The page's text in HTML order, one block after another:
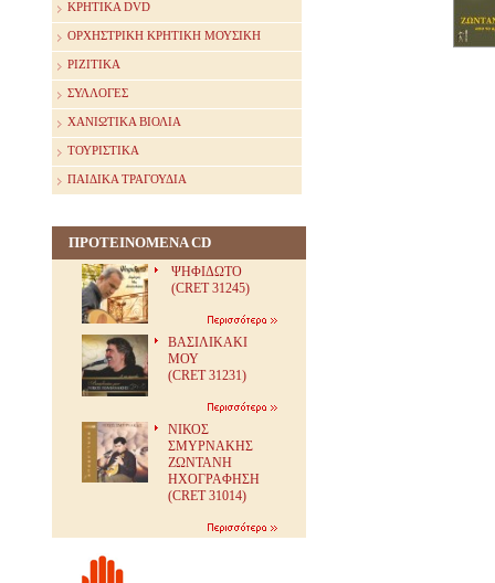
ΚΡΗΤΙΚΑ DVD
ΟΡΧΗΣΤΡΙΚΗ ΚΡΗΤΙΚΗ ΜΟΥΣΙΚΗ
ΡΙΖΙΤΙΚΑ
ΣΥΛΛΟΓΕΣ
ΧΑΝΙΩΤΙΚΑ ΒΙΟΛΙΑ
ΤΟΥΡΙΣΤΙΚΑ
ΠΑΙΔΙΚΑ ΤΡΑΓΟΥΔΙΑ
ΠΡΟΤΕΙΝΟΜΕΝΑ CD
ΨΗΦΙΔΩΤΟ
(CRET 31245)
ΒΑΣΙΛΙΚΑΚΙ
ΜΟΥ
(CRET 31231)
ΝΙΚΟΣ
ΣΜΥΡΝΑΚΗΣ
ΖΩΝΤΑΝΗ
ΗΧΟΓΡΑΦΗΣΗ
(CRET 31014)